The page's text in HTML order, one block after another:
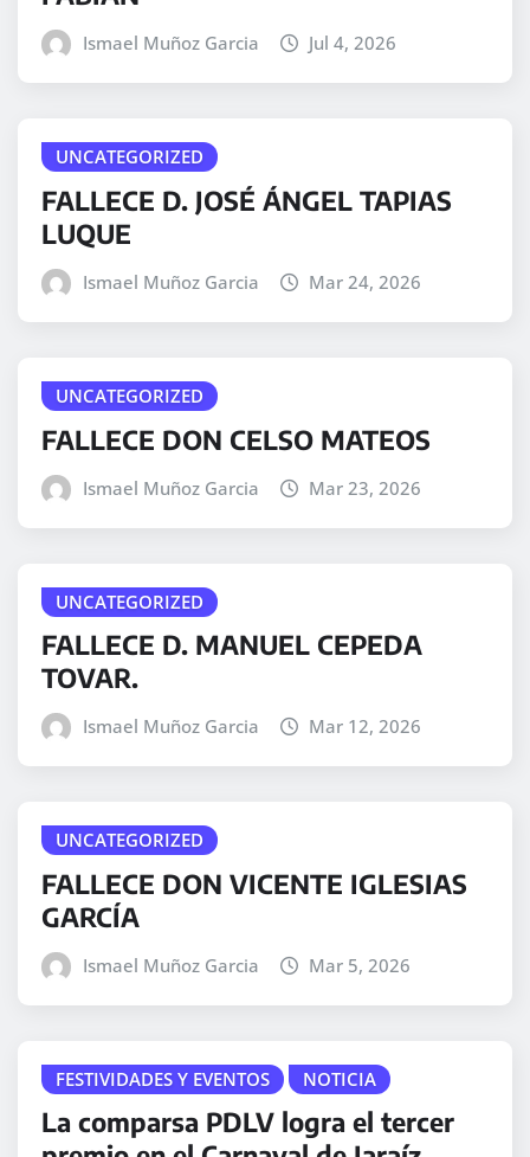
Ismael Muñoz Garcia Jul 4, 2026
UNCATEGORIZED
FALLECE D. JOSÉ ÁNGEL TAPIAS
LUQUE
Ismael Muñoz Garcia Mar 24, 2026
UNCATEGORIZED
FALLECE DON CELSO MATEOS
Ismael Muñoz Garcia Mar 23, 2026
UNCATEGORIZED
FALLECE D. MANUEL CEPEDA
TOVAR.
Ismael Muñoz Garcia Mar 12, 2026
UNCATEGORIZED
FALLECE DON VICENTE IGLESIAS
GARCÍA
Ismael Muñoz Garcia Mar 5, 2026
FESTIVIDADES Y EVENTOS NOTICIA
La comparsa PDLV logra el tercer